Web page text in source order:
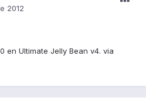
2012
en Ultimate Jelly Bean v4. via